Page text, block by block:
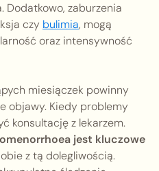
Dodatkowo, zaburzenia
czy bulimia, mogą
oraz intensywność
miesiączek powinny
objawy. Kiedy problemy
konsultację z lekarzem.
jest kluczowe
z tą dolegliwością.